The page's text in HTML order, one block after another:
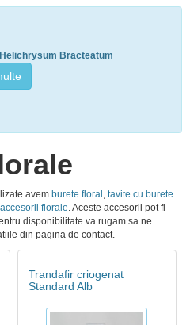
Bracteatum
avem burete floral , tavite cu burete
accesorii florale. Aceste accesorii pot fi
disponibilitate va rugam sa ne
din pagina de contact.
Trandafir criogenat
Standard Alb